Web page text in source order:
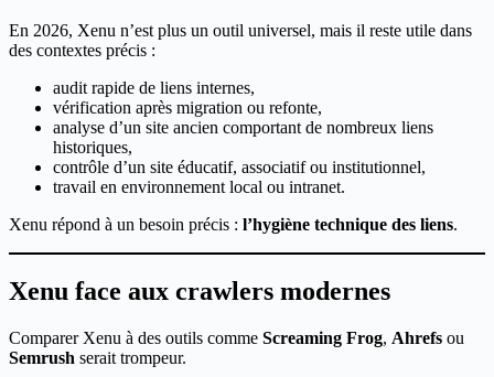
En 2026, Xenu n’est plus un outil universel, mais il reste utile dans
des contextes précis :
audit rapide de liens internes,
vérification après migration ou refonte,
analyse d’un site ancien comportant de nombreux liens
historiques,
contrôle d’un site éducatif, associatif ou institutionnel,
travail en environnement local ou intranet.
Xenu répond à un besoin précis : l’hygiène technique des liens.
Xenu face aux crawlers modernes
Comparer Xenu à des outils comme Screaming Frog, Ahrefs ou
Semrush serait trompeur.